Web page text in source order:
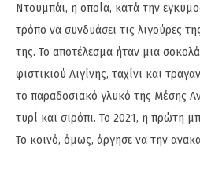
Ντουμπάι, η οποία, κατά την
τρόπο να συνδυάσει τις λιγούρες
της. Το αποτέλεσμα ήταν μια
φιστικιού Αιγίνης, ταχίνι και
το παραδοσιακό γλυκό της Μέσης
τυρί και σιρόπι. Το 2021, η πρώτη
Το κοινό, όμως, άργησε να την